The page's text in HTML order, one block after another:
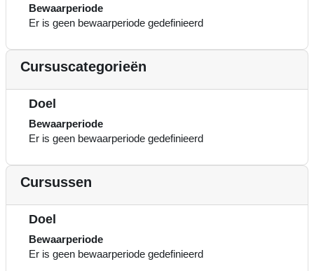
Bewaarperiode
Er is geen bewaarperiode gedefinieerd
Cursuscategorieën
Doel
Bewaarperiode
Er is geen bewaarperiode gedefinieerd
Cursussen
Doel
Bewaarperiode
Er is geen bewaarperiode gedefinieerd